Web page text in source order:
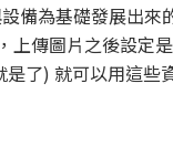
備為基礎發展出
傳圖片之後設定
了) 就可以用這些